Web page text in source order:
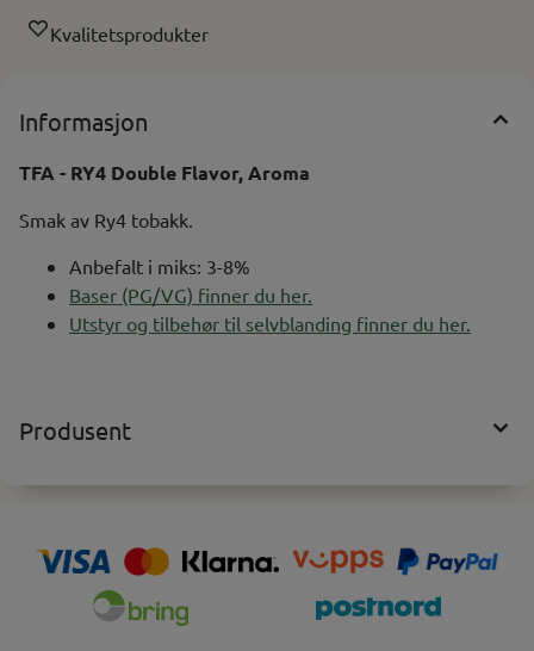
Kvalitetsprodukter
Informasjon
TFA - RY4 Double Flavor, Aroma
Smak av Ry4 tobakk.
Anbefalt i miks: 3-8%
Baser (PG/VG) finner du her.
Utstyr og tilbehør til selvblanding finner du her.
Produsent